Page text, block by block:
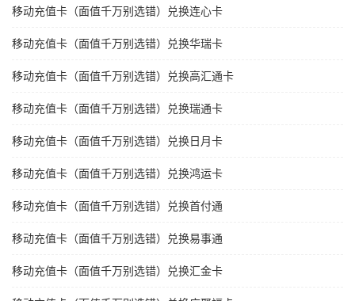
移动充值卡（面值千万别选错）兑换连心卡
移动充值卡（面值千万别选错）兑换华瑞卡
移动充值卡（面值千万别选错）兑换高汇通卡
移动充值卡（面值千万别选错）兑换瑞通卡
移动充值卡（面值千万别选错）兑换日月卡
移动充值卡（面值千万别选错）兑换鸿运卡
移动充值卡（面值千万别选错）兑换首付通
移动充值卡（面值千万别选错）兑换易事通
移动充值卡（面值千万别选错）兑换汇金卡